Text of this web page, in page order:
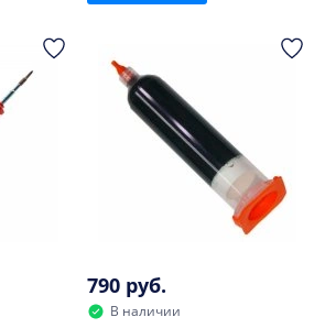
790 руб.
В наличии